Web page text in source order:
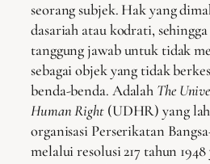
seorang subjek. Hak yang
dasariah atau kodrati,
tanggung jawab untuk tidak
sebagai objek yang tidak
benda-benda. Adalah The
Human Right(UDHR) yang
organisasi Perserikatan
melalui resolusi 217 tahun 1948